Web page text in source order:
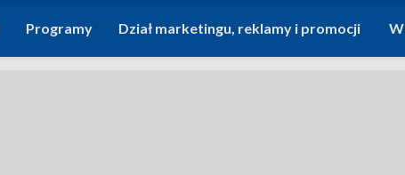
Programy Dział marketingu, reklamy i promocji